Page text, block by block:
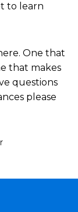
to learn
One that
that makes
questions
please